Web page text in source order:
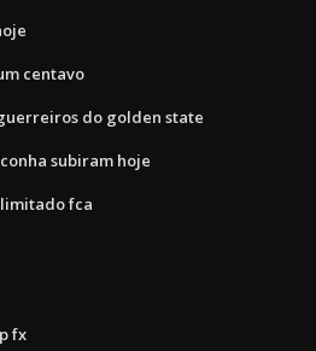
centavo
do golden state
subiram hoje
fca
fx